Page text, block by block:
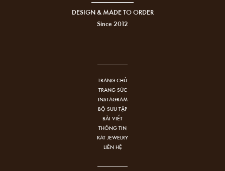
DESIGN & MADE TO ORDER
Since 2012
TRANG CHỦ
TRANG SỨC
INSTAGRAM
BỘ SƯU TẬP
BÀI VIẾT
THÔNG TIN
KAT JEWELRY
LIÊN HỆ